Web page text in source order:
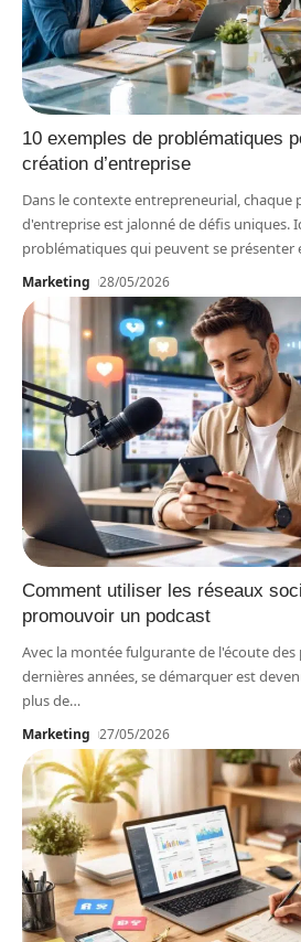
10 exemples de problématiques
création d’entreprise
Dans le contexte entrepreneurial, chaque
d'entreprise est jalonné de défis uniques.
problématiques qui peuvent se présenter
Marketing 28/05/2026
Comment utiliser les réseaux
promouvoir un podcast
Avec la montée fulgurante de l'écoute des
dernières années, se démarquer est
plus de…
Marketing 27/05/2026